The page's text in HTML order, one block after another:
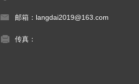
邮箱：langdai2019@163.com
传真：